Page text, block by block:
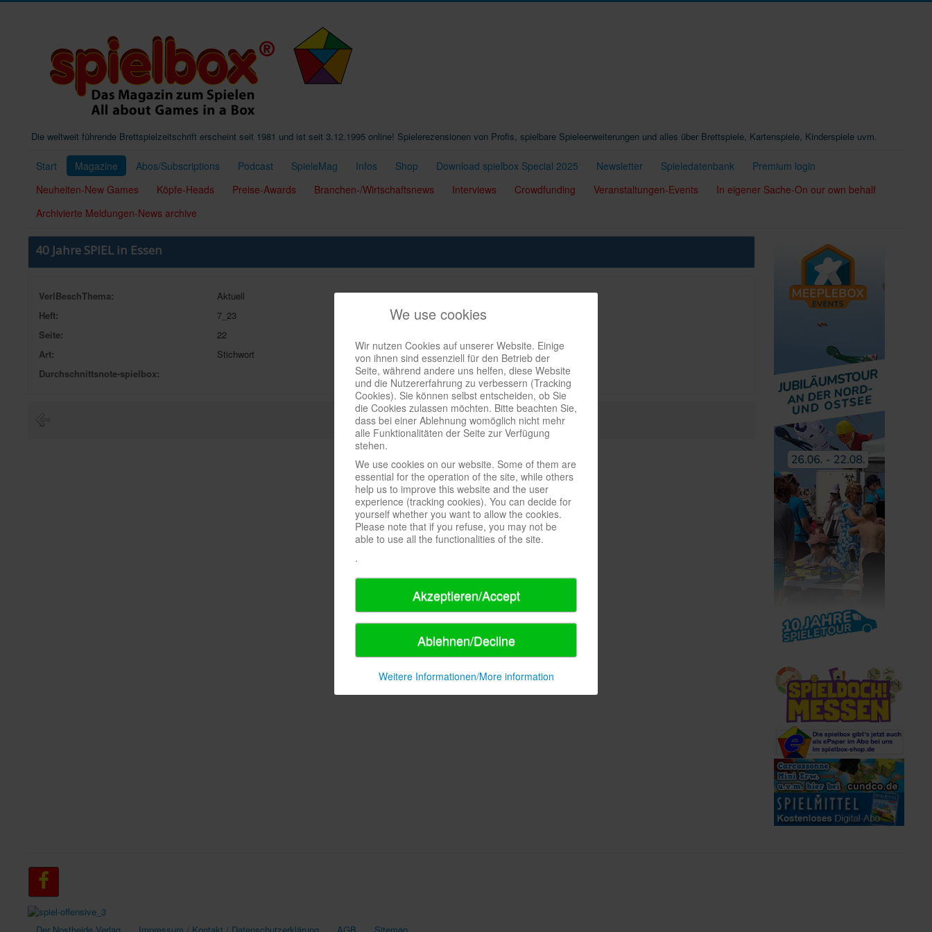
Die weltweit führende Brettspielzeitschrift erscheint seit 1981 und ist seit 3.12.1995 online! Spielerezensionen von Profis, spielbare Spieleerweiterungen und alles über Brettspiele, Kartenspiele, Kinderspiele uvm.
Start Magazine Abos/Subscriptions Podcast SpieleMag Infos Shop Download spielbox Special 2025 Newsletter Spieledatenbank
Premium login
Neuheiten-New Games
Köpfe-Heads Preise-Awards Branchen-/Wirtschaftsnews Interviews Crowdfunding Veranstaltungen-Events
In eigener Sache-On our own behalf
Archivierte Meldungen-News archive
40 Jahre SPIEL in Essen
VerlBeschThema:
Aktuell
Heft:
7_23
Seite:
22
Art:
Stichwort
Durchschnittsnote-spielbox:
Der Nostheide Verlag Impressum / Kontakt / Datenschutzerklärung AGB Sitemap
We use cookies
Wir nutzen Cookies auf unserer Website. Einige
von ihnen sind essenziell für den Betrieb der
Seite, während andere uns helfen, diese Website
und die Nutzererfahrung zu verbessern (Tracking
Cookies). Sie können selbst entscheiden, ob Sie
die Cookies zulassen möchten. Bitte beachten Sie,
dass bei einer Ablehnung womöglich nicht mehr
alle Funktionalitäten der Seite zur Verfügung
stehen.
We use cookies on our website. Some of them are
essential for the operation of the site, while others
help us to improve this website and the user
experience (tracking cookies). You can decide for
yourself whether you want to allow the cookies.
Please note that if you refuse, you may not be
able to use all the functionalities of the site.
.
Akzeptieren/Accept
Ablehnen/Decline
Weitere Informationen/More information